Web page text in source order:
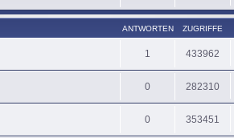
ANTWORTEN ZUGRIFFE
1 433962
0 282310
0 353451